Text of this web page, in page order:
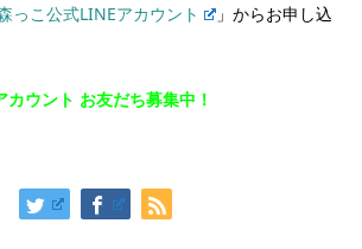
っこ公式LINEアカウント
」からお申し込
ウント お友だち募集中！